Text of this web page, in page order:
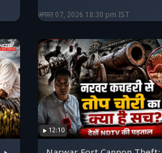
अगस्त 07, 2026 18:30 pm IST
12:10